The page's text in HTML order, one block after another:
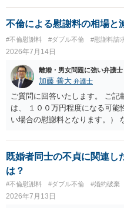
困難 仮に裁判で敗訴した場合で
か。 ⇒判決となり敗訴してしま
の財産を差し押さえられ、そこ
すが、 和解であれば柔軟な解
いにより支払うことも十分可能
は120万円のみ和解交渉を続け
識を前提にすれば、１００万円
れるため、 120万円のみについ
ます。
等まで当然に含まれているとは
生するかどうかは、まず委任契
いでしょう。 成功報酬につい
に回収できた金額を基準に報酬
が、「請求額を認めさせた場合
酬が発生する定めになっている
士に、破産手続への意見申述ま
加費用はかかるか、免責された
責債権として争う見込みがある
不倫による慰謝料の相場と
#不倫慰謝料 #ダブル不倫 #慰謝料請
2026年7月14日
離婚・男女問題に強い弁護士
加藤 善大 弁護士
ご質問に回答いたします。 ご
は、 １００万円程度になる可能
い場合の慰謝料となります。）
半額程度の支払を求める、 求償
を放棄する場合の慰謝料相場は
とが多いです。 （相手夫婦が離
を放棄してもらうメリットがあ
る可能性について、慰謝料額に
最後に、ご依頼になる場合の弁
既婚者同士の不貞に関連し
は？
#不倫慰謝料 #ダブル不倫 #婚約破棄
2026年7月13日